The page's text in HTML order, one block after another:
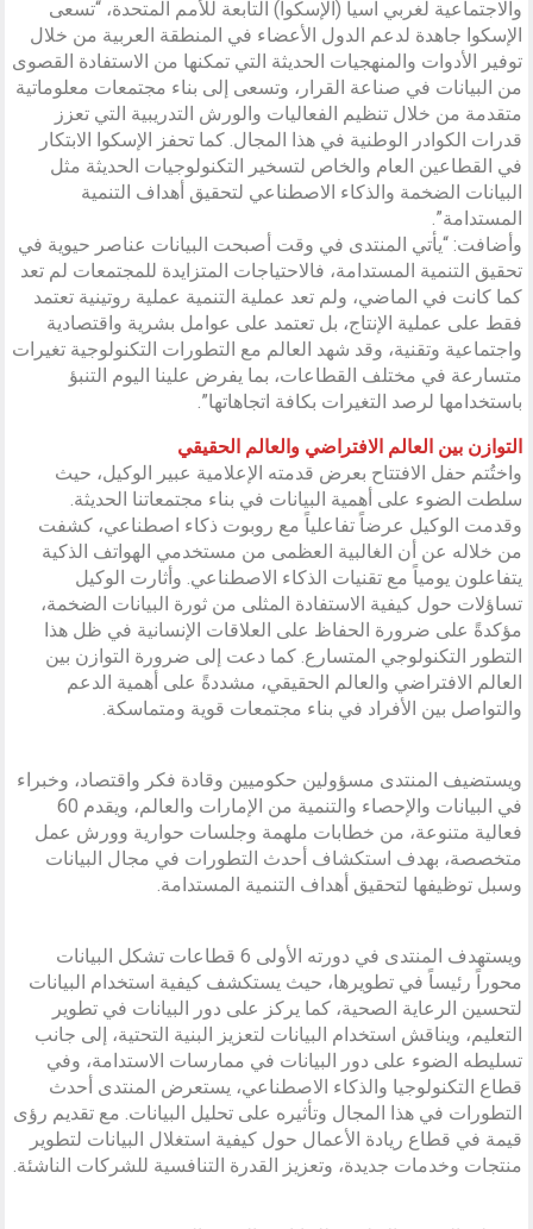
والاجتماعية لغربي آسيا (الإسكوا) التابعة للأمم المتحدة، “تسعى
الإسكوا جاهدة لدعم الدول الأعضاء في المنطقة العربية من خلال
توفير الأدوات والمنهجيات الحديثة التي تمكنها من الاستفادة القصوى
من البيانات في صناعة القرار، وتسعى إلى بناء مجتمعات معلوماتية
متقدمة من خلال تنظيم الفعاليات والورش التدريبية التي تعزز
قدرات الكوادر الوطنية في هذا المجال. كما تحفز الإسكوا الابتكار
في القطاعين العام والخاص لتسخير التكنولوجيات الحديثة مثل
البيانات الضخمة والذكاء الاصطناعي لتحقيق أهداف التنمية
المستدامة”.
وأضافت: “يأتي المنتدى في وقت أصبحت البيانات عناصر حيوية في
تحقيق التنمية المستدامة، فالاحتياجات المتزايدة للمجتمعات لم تعد
كما كانت في الماضي، ولم تعد عملية التنمية عملية روتينية تعتمد
فقط على عملية الإنتاج، بل تعتمد على عوامل بشرية واقتصادية
واجتماعية وتقنية، وقد شهد العالم مع التطورات التكنولوجية تغيرات
متسارعة في مختلف القطاعات، بما يفرض علينا اليوم التنبؤ
باستخدامها لرصد التغيرات بكافة اتجاهاتها”.
التوازن بين العالم الافتراضي والعالم الحقيقي
واختُتم حفل الافتتاح بعرض قدمته الإعلامية عبير الوكيل، حيث
سلطت الضوء على أهمية البيانات في بناء مجتمعاتنا الحديثة.
وقدمت الوكيل عرضاً تفاعلياً مع روبوت ذكاء اصطناعي، كشفت
من خلاله عن أن الغالبية العظمى من مستخدمي الهواتف الذكية
يتفاعلون يومياً مع تقنيات الذكاء الاصطناعي. وأثارت الوكيل
تساؤلات حول كيفية الاستفادة المثلى من ثورة البيانات الضخمة،
مؤكدةً على ضرورة الحفاظ على العلاقات الإنسانية في ظل هذا
التطور التكنولوجي المتسارع. كما دعت إلى ضرورة التوازن بين
العالم الافتراضي والعالم الحقيقي، مشددةً على أهمية الدعم
والتواصل بين الأفراد في بناء مجتمعات قوية ومتماسكة.
ويستضيف المنتدى مسؤولين حكوميين وقادة فكر واقتصاد، وخبراء
في البيانات والإحصاء والتنمية من الإمارات والعالم، ويقدم 60
فعالية متنوعة، من خطابات ملهمة وجلسات حوارية وورش عمل
متخصصة، بهدف استكشاف أحدث التطورات في مجال البيانات
وسبل توظيفها لتحقيق أهداف التنمية المستدامة.
ويستهدف المنتدى في دورته الأولى 6 قطاعات تشكل البيانات
محوراً رئيساً في تطويرها، حيث يستكشف كيفية استخدام البيانات
لتحسين الرعاية الصحية، كما يركز على دور البيانات في تطوير
التعليم، ويناقش استخدام البيانات لتعزيز البنية التحتية، إلى جانب
تسليطه الضوء على دور البيانات في ممارسات الاستدامة، وفي
قطاع التكنولوجيا والذكاء الاصطناعي، يستعرض المنتدى أحدث
التطورات في هذا المجال وتأثيره على تحليل البيانات. مع تقديم رؤى
قيمة في قطاع ريادة الأعمال حول كيفية استغلال البيانات لتطوير
منتجات وخدمات جديدة، وتعزيز القدرة التنافسية للشركات الناشئة.